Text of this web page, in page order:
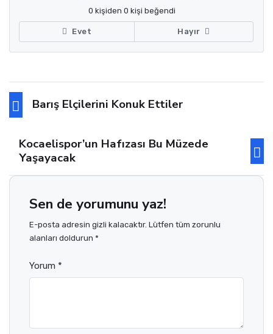
0 kişiden 0 kişi beğendi
Evet Hayır
Barış Elçilerini Konuk Ettiler
Kocaelispor’un Hafızası Bu Müzede
Yaşayacak
Sen de yorumunu yaz!
E-posta adresin gizli kalacaktır. Lütfen tüm zorunlu
alanları doldurun *
Yorum *